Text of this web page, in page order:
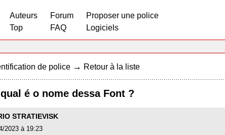
Auteurs
Top
Forum
FAQ
Proposer une police
Logiciels
de police → Retour à la liste
é o nome dessa Font ?
STRATIEVISK
2023 à 19:23